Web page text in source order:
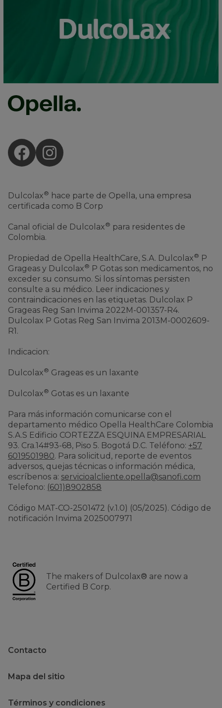
Dulcolax® hace parte de Opella, una empresa
certificada como B Corp
Canal oficial de Dulcolax® para residentes de
Colombia.
Propiedad de Opella HealthCare, S.A. Dulcolax® P
Grageas y Dulcolax® P Gotas son medicamentos, no
exceder su consumo. Si los síntomas persisten
consulte a su médico. Leer indicaciones y
contraindicaciones en las etiquetas. Dulcolax P
Grageas Reg San Invima 2022M-001357-R4.
Dulcolax P Gotas Reg San Invima 2013M-0002609-
R1.
Indicacion:
Dulcolax® Grageas es un laxante
Dulcolax® Gotas es un laxante
Para más información comunicarse con el
departamento médico Opella HealthCare Colombia
S.A.S Edificio CORTEZZA ESQUINA EMPRESARIAL
93. Cra.14#93-68, Piso 5. Bogotá D.C. Teléfono: +57
6019501980. Para solicitud, reporte de eventos
adversos, quejas técnicas o información médica,
escríbenos a: servicioalcliente.opella@sanofi.com
Telefono: (601)8902858
Código MAT-CO-2501472 (v.1.0) (05/2025). Código de
notificación Invima 2025007971
The makers of Dulcolax® are now a
Certified B Corp.
Contacto
Mapa del sitio
Términos y condiciones